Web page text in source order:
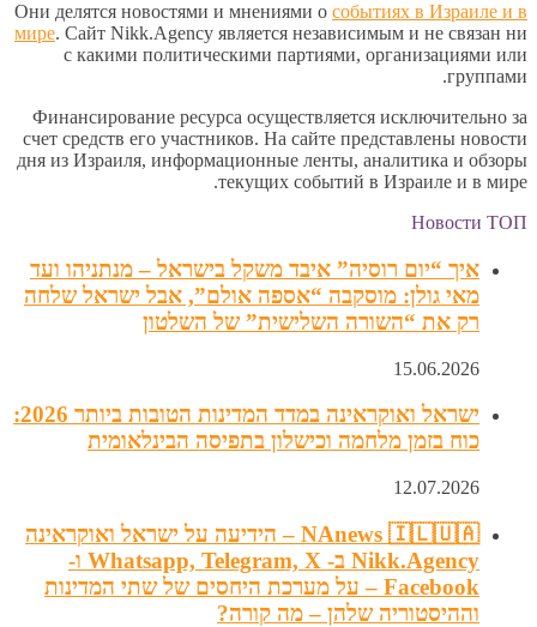
Они делятся новостями и мнениями о событиях в Израиле и в
мире. Сайт Nikk.Agency является независимым и не связан ни
с какими политическими партиями, организациями или
группами.
Финансирование ресурса осуществляется исключительно за
счет средств его участников. На сайте представлены новости
дня из Израиля, информационные ленты, аналитика и обзоры
текущих событий в Израиле и в мире.
Новости ТОП
איך “יום רוסיה” איבד משקל בישראל – מנתניהו ועד
מאי גולן: מוסקבה “אספה אולם”, אבל ישראל שלחה
רק את “השורה השלישית” של השלטון
15.06.2026
ישראל ואוקראינה במדד המדינות הטובות ביותר 2026:
כוח בזמן מלחמה וכישלון בתפיסה הבינלאומית
12.07.2026
NAnews 🇮🇱🇺🇦 – הידיעה על ישראל ואוקראינה
Nikk.Agency ב- Whatsapp, Telegram, X ו-
Facebook – על מערכת היחסים של שתי המדינות
וההיסטוריה שלהן – מה קורה?